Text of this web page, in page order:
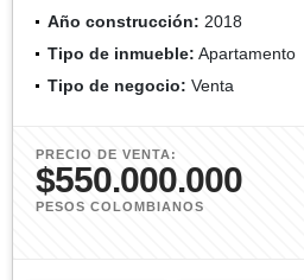
Año construcción: 2018
Tipo de inmueble: Apartamento
Tipo de negocio: Venta
PRECIO DE VENTA:
$550.000.000
PESOS COLOMBIANOS